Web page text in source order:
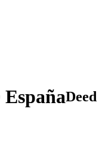
Deed